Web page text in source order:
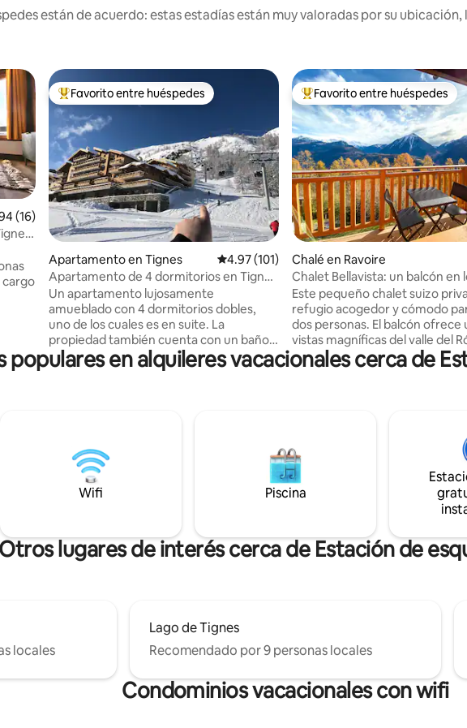
están de acuerdo: estas estadías están muy valoradas por su
promedio: 4.94 de 5, 16 reseñas
(16)
cargo
Favorito entre huéspedes preferido
Favorito entre huéspedes
Apartamento en Tignes Calificación promedio: 4.97 de 5, 101 reseñas
4.97 (101)
Apartamento de 4 dormitorios en Tignes
1800 Les Boisses (esquí)
Un apartamento lujosamente
amueblado con 4 dormitorios dobles,
uno de los cuales es en suite. La
propiedad también cuenta con un baño
en la casa con inodoro y un inodoro
adicional separado. El apartamento está
mágica gratuita justo fuera del edificio.
Aparcamiento subterráneo para 1 coche.
Acceso a la piscina y al complejo de ocio
en temporada alta (Navidad - Semana
Favorito entre huéspedes
Favorito entre huéspedes
Chalé en Ravoire
Chalet Bellavista: un balcón en
suizos
Este pequeño chalet suizo
refugio acogedor y cómodo
dos personas. El balcón ofrece
vistas magníficas del valle del
de los Alpes suizos de Valais. Ideal para
los amantes de la naturaleza o
partida para paseos o
montaña, paseos en bicicleta,
de nieve o incluso esquí de
invierno. Se puede llegar a las
esquí y a los baños termales en
en alquileres vacacionales cerca de
Wifi Piscina
Otros lugares de interés cerca de Estación de
locales
Lago de Tignes
Recomendado por 9 personas locales
Condominios vacacionales con wifi